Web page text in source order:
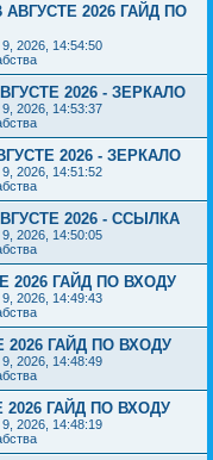
2026 ГАЙД ПО
9, 2026, 14:54:50
2026 - ЗЕРКАЛО
9, 2026, 14:53:37
2026 - ЗЕРКАЛО
9, 2026, 14:51:52
2026 - ССЫЛКА
9, 2026, 14:50:05
2026 ГАЙД ПО ВХОДУ
9, 2026, 14:49:43
2026 ГАЙД ПО ВХОДУ
9, 2026, 14:48:49
ГАЙД ПО ВХОДУ
9, 2026, 14:48:19